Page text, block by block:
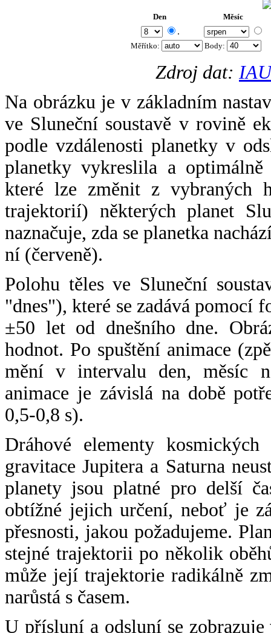
Den Měsíc
.
Měřítko: Body:
Zdroj dat:
Na obrázku je v základním
ve Sluneční soustavě v rovině
podle vzdálenosti planetky v
planetky vykreslila a
které lze změnit z vybraných
trajektorií) některých planet
naznačuje, zda se planetka
ní (červeně).
Polohu těles ve Sluneční
"dnes"), které se zadává pomocí
±50 let od dnešního dne.
hodnot. Po spuštění animace
mění v intervalu den, měsíc
animace je závislá na době
0,5-0,8 s).
Dráhové elementy
gravitace Jupitera a Saturna
planety jsou platné pro delší
obtížné jejich určení, neboť je
přesnosti, jakou požadujeme.
stejné trajektorii po několik
může její trajektorie radikálně
narůstá s časem.
U přísluní a odsluní se